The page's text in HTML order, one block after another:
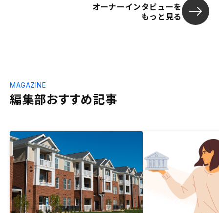
オーナーインタビューを
もっと見る
編集部おすすめ記事
MAGAZINE